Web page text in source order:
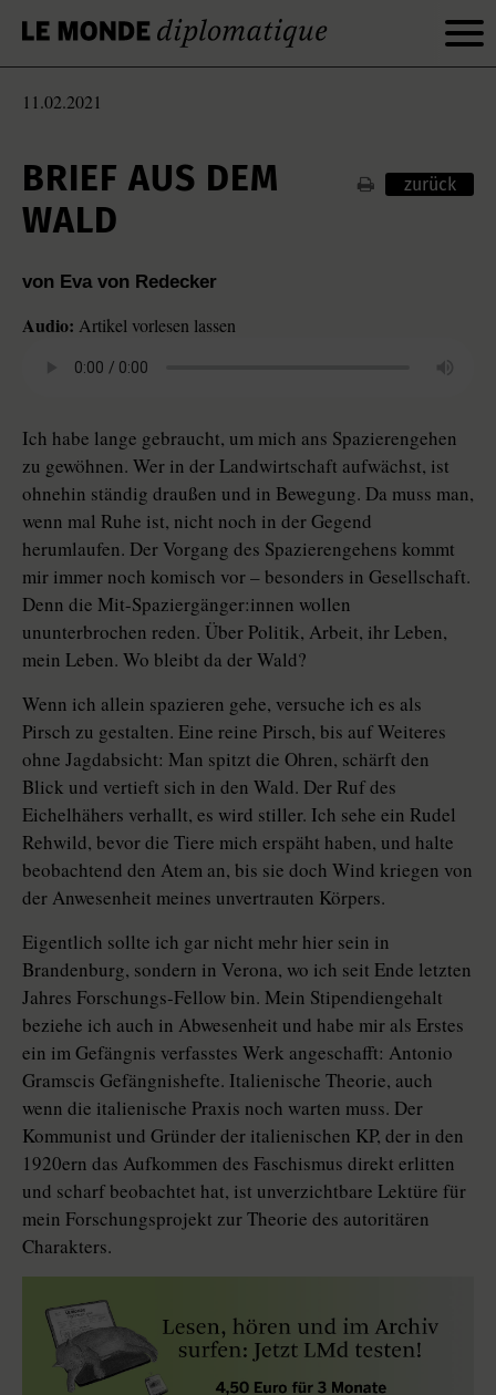
11.02.2021
BRIEF AUS DEM
WALD
zurück
von Eva von Redecker
Audio: Artikel vorlesen lassen
Ich habe lange gebraucht, um mich ans Spazierengehen
zu gewöhnen. Wer in der Landwirtschaft aufwächst, ist
ohnehin ständig draußen und in Bewegung. Da muss man,
wenn mal Ruhe ist, nicht noch in der Gegend
herumlaufen. Der Vorgang des Spazierengehens kommt
mir immer noch komisch vor – besonders in Gesellschaft.
Denn die Mit-­Spa­zier­gän­ger:innen wollen
ununterbrochen reden. Über Politik, Arbeit, ihr Leben,
mein Leben. Wo bleibt da der Wald?
Wenn ich allein spazieren gehe, versuche ich es als
Pirsch zu gestalten. Eine reine Pirsch, bis auf Weiteres
ohne Jagdabsicht: Man spitzt die Ohren, schärft den
Blick und vertieft sich in den Wald. Der Ruf des
Eichelhähers verhallt, es wird stiller. Ich sehe ein Rudel
Rehwild, bevor die Tiere mich erspäht haben, und halte
beobachtend den Atem an, bis sie doch Wind kriegen von
der Anwesenheit meines unvertrauten Körpers.
Eigentlich sollte ich gar nicht mehr hier sein in
Brandenburg, sondern in Verona, wo ich seit Ende letzten
Jahres Forschungs-Fellow bin. Mein Stipendiengehalt
beziehe ich auch in Abwesenheit und habe mir als Erstes
ein im Gefängnis verfasstes Werk angeschafft: Antonio
Gramscis Gefängnishefte. Italienische Theorie, auch
wenn die italienische Praxis noch warten muss. Der
Kommunist und Gründer der italienischen KP, der in den
1920ern das Aufkommen des Faschismus direkt erlitten
und scharf beobachtet hat, ist unverzichtbare Lektüre für
mein Forschungsprojekt zur Theorie des autoritären
Charakters.